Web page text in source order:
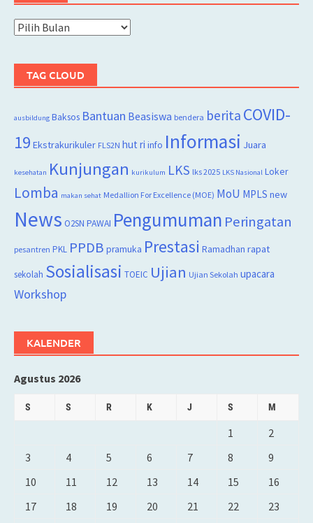
Arsip
TAG CLOUD
ausbildung Baksos Bantuan Beasiswa bendera berita COVID-
19 Ekstrakurikuler FLS2N hut ri info Informasi Juara
kesehatan Kunjungan kurikulum LKS lks 2025 LKS Nasional Loker
Lomba makan sehat Medallion For Excellence (MOE) MoU MPLS new
News O2SN PAWAI Pengumuman Peringatan
pesantren PKL PPDB pramuka Prestasi Ramadhan rapat
sekolah Sosialisasi TOEIC Ujian Ujian Sekolah upacara
Workshop
KALENDER
Agustus 2026
S S R K J S M
1
2
3
4 5 6 7 8
9
10
11 12 13 14 15
16
17
18 19 20 21 22
23